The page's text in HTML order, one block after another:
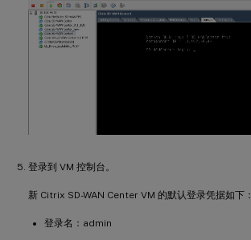
登录到 VM 控制台。
新 Citrix SD-WAN Center VM 的默认登录凭据如下：
登录名：admin